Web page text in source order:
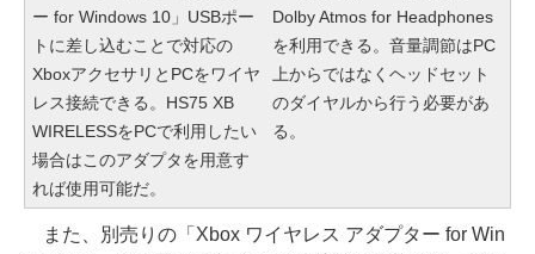
ー for Windows 10」USBポー
トに差し込むことで対応の
XboxアクセサリとPCをワイヤ
レス接続できる。HS75 XB
WIRELESSをPCで利用したい
場合はこのアダプタを用意す
れば使用可能だ。
Dolby Atmos for Headphones
を利用できる。音量調節はPC
上からではなくヘッドセット
のダイヤルから行う必要があ
る。
また、別売りの「Xbox ワイヤレス アダプター for Win